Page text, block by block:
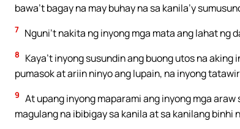
bawa’t bagay na may buhay na sa kanila’y
7 Nguni’t nakita ng inyong mga mata ang lahat ng
8
Kaya’t inyong susundin ang buong utos na aking
pumasok at ariin ninyo ang lupain, na inyong
9 At upang inyong maparami ang inyong mga
magulang na ibibigay sa kanila at sa kanilang